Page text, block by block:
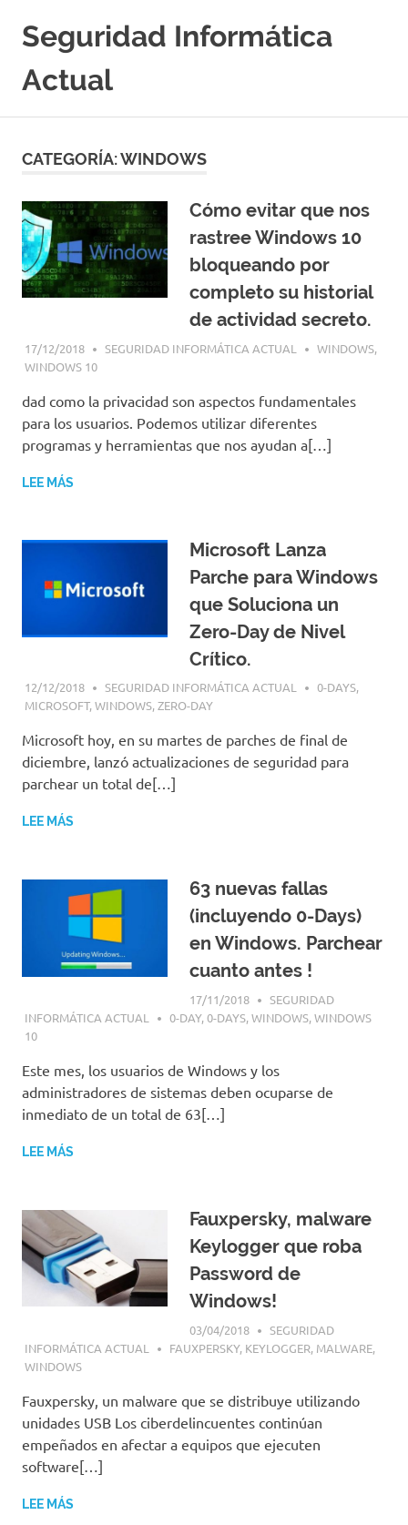
contenido
Seguridad Informática
Actual
Seguridad
y
Hacking
Etico
|
Ciberseguridad
|
Cursos
Libros
Revistas
|
Enlaces
CATEGORÍA:WINDOWS
Cómo evitar que nos
rastree Windows 10
bloqueando por
completo su historial
de actividad secreto.
17/12/2018 SEGURIDAD INFORMÁTICA ACTUAL WINDOWS,
WINDOWS 10
dad como la privacidad son aspectos fundamentales
para los usuarios. Podemos utilizar diferentes
programas y herramientas que nos ayudan a[…]
LEE MÁS
Microsoft Lanza
Parche para Windows
que Soluciona un
Zero-Day de Nivel
Crítico.
12/12/2018 SEGURIDAD INFORMÁTICA ACTUAL 0-DAYS,
MICROSOFT,WINDOWS,ZERO-DAY
Microsoft hoy, en su martes de parches de final de
diciembre, lanzó actualizaciones de seguridad para
parchear un total de[…]
LEE MÁS
63 nuevas fallas
(incluyendo 0-Days)
en Windows. Parchear
cuanto antes !
17/11/2018
SEGURIDAD
INFORMÁTICA ACTUAL
0-DAY,0-DAYS,WINDOWS,WINDOWS
10
Este mes, los usuarios de Windows y los
administradores de sistemas deben ocuparse de
inmediato de un total de 63[…]
LEE MÁS
Fauxpersky, malware
Keylogger que roba
Password de
Windows!
03/04/2018
SEGURIDAD
INFORMÁTICA ACTUAL
FAUXPERSKY, KEYLOGGER, MALWARE,
WINDOWS
Fauxpersky, un malware que se distribuye utilizando
unidades USB Los ciberdelincuentes continúan
empeñados en afectar a equipos que ejecuten
software[…]
LEE MÁS